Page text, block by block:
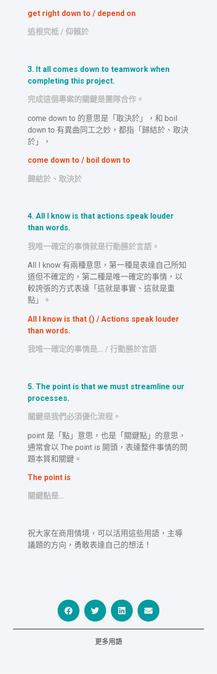
get right down to / depend on
追根究柢 / 仰賴於
3. It all comes down to teamwork when
completing this project.
完成這個專案的關鍵是團隊合作。
come down to 的意思是「取決於」，和 boil
down to 有異曲同工之妙，都指「歸結於、取決
於」，
come down to / boil down to
歸結於、取決於
4. All I know is that actions speak louder
than words.
我唯一確定的事情就是行動勝於言語。
All I know 有兩種意思，第一種是表達自己所知
道但不確定的，第二種是唯一確定的事情，以
較誇張的方式表達「這就是事實、這就是重
點」。
All I know is that () / Actions speak louder
than words.
我唯一確定的事情是… / 行動勝於言語
5. The point is that we must streamline our
processes.
關鍵是我們必須優化流程。
point 是「點」意思，也是「關鍵點」的意思，
通常會以 The point is 開頭，表達整件事情的問
題本質和關鍵。
The point is
關鍵點是…
祝大家在商用情境，可以活用這些用語，主導
議題的方向，勇敢表達自己的想法！
更多用語